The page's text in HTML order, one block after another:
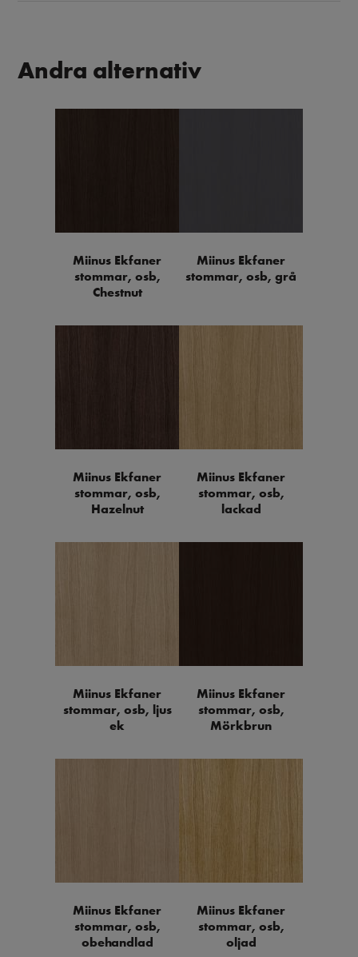
Andra alternativ
Miinus Ekfaner
stommar, osb,
Chestnut
Miinus Ekfaner
stommar, osb, grå
Miinus Ekfaner
stommar, osb,
Hazelnut
Miinus Ekfaner
stommar, osb,
lackad
Miinus Ekfaner
stommar, osb, ljus
ek
Miinus Ekfaner
stommar, osb,
Mörkbrun
Miinus Ekfaner
stommar, osb,
obehandlad
Miinus Ekfaner
stommar, osb,
oljad